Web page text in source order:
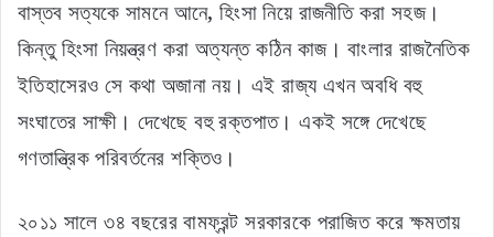
বাস্তব সত্যকে সামনে আনে, হিংসা নিয়ে রাজনীতি করা সহজ।
কিন্তু হিংসা নিয়ন্ত্রণ করা অত্যন্ত কঠিন কাজ। বাংলার রাজনৈতিক
ইতিহাসেরও সে কথা অজানা নয়। এই রাজ্য এখন অবধি বহু
সংঘাতের সাক্ষী। দেখেছে বহু রক্তপাত। একই সঙ্গে দেখেছে
গণতান্ত্রিক পরিবর্তনের শক্তিও।
২০১১ সালে ৩৪ বছরের বামফ্রন্ট সরকারকে পরাজিত করে ক্ষমতায়